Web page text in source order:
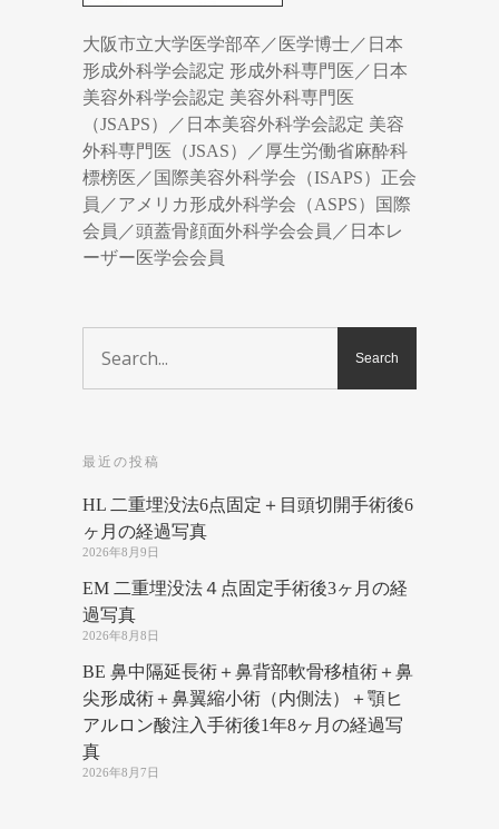
大阪市立大学医学部卒／医学博士／日本
形成外科学会認定 形成外科専門医／日本
美容外科学会認定 美容外科専門医
（JSAPS）／日本美容外科学会認定 美容
外科専門医（JSAS）／厚生労働省麻酔科
標榜医／国際美容外科学会（ISAPS）正会
員／アメリカ形成外科学会（ASPS）国際
会員／頭蓋骨顔面外科学会会員／日本レ
ーザー医学会会員
最近の投稿
HL 二重埋没法6点固定＋目頭切開手術後6
ヶ月の経過写真
2026年8月9日
EM 二重埋没法４点固定手術後3ヶ月の経
過写真
2026年8月8日
BE 鼻中隔延長術＋鼻背部軟骨移植術＋鼻
尖形成術＋鼻翼縮小術（内側法）＋顎ヒ
アルロン酸注入手術後1年8ヶ月の経過写
真
2026年8月7日